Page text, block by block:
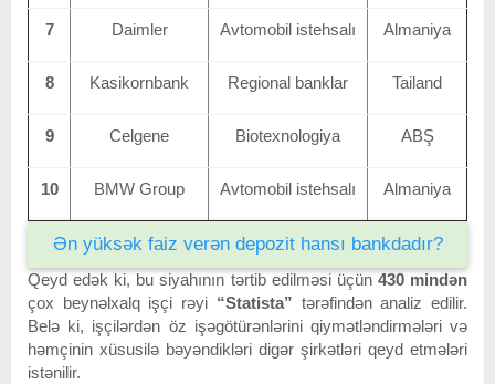
7 Daimler Avtomobil istehsalı Almaniya
8 Kasikornbank Regional banklar Tailand
9 Celgene Biotexnologiya ABŞ
10 BMW Group Avtomobil istehsalı Almaniya
Ən yüksək faiz verən depozit hansı bankdadır?
Qeyd edək ki, bu siyahının tərtib edilməsi üçün 430 mindən
çox beynəlxalq işçi rəyi “Statista” tərəfindən analiz edilir.
Belə ki, işçilərdən öz işəgötürənlərini qiymətləndirmələri və
həmçinin xüsusilə bəyəndikləri digər şirkətləri qeyd etmələri
istənilir.